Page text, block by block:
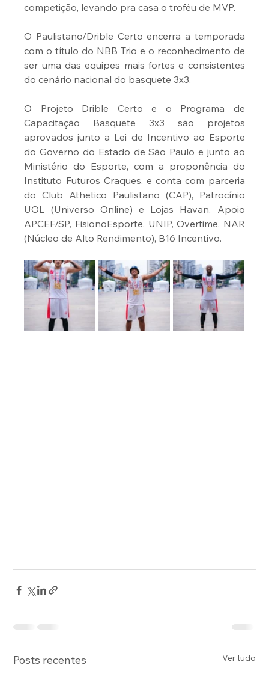
competição, levando pra casa o troféu de MVP.
O Paulistano/Drible Certo encerra a temporada
com o título do NBB Trio e o reconhecimento de
ser uma das equipes mais fortes e consistentes
do cenário nacional do basquete 3x3.
O Projeto Drible Certo e o Programa de
Capacitação Basquete 3x3 são projetos
aprovados junto a Lei de Incentivo ao Esporte
do Governo do Estado de São Paulo e junto ao
Ministério do Esporte, com a proponência do
Instituto Futuros Craques, e conta com parceria
do Club Athetico Paulistano (CAP), Patrocínio
UOL (Universo Online) e Lojas Havan. Apoio
APCEF/SP, FisionoEsporte, UNIP, Overtime, NAR
(Núcleo de Alto Rendimento), B16 Incentivo.
Posts recentes Ver tudo